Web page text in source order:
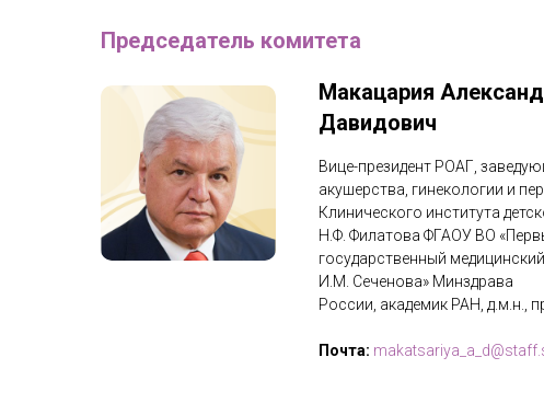
Макацария
Давидович
Вице-президент РОАГ,
акушерства, гинекологии и
Клинического института
Н.Ф. Филатова ФГАОУ ВО
государственный
И.М. Сеченова» Минздрава
России, академик РАН, д.м.н.,
Почта:
Председатель комитета